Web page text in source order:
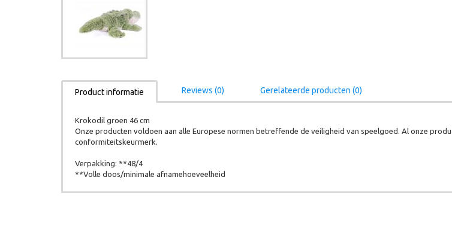
Product informatie Reviews (0) Gerelateerde producten (0)
Krokodil groen 46 cm
Onze producten voldoen aan alle Europese normen betreffende de veiligheid van speelgoed. Al onze
conformiteitskeurmerk.
Verpakking: **48/4
**Volle doos/minimale afnamehoeveelheid